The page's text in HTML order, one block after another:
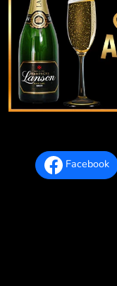
Facebook